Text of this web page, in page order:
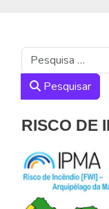
Pesquisar
Pesquisar
RISCO DE